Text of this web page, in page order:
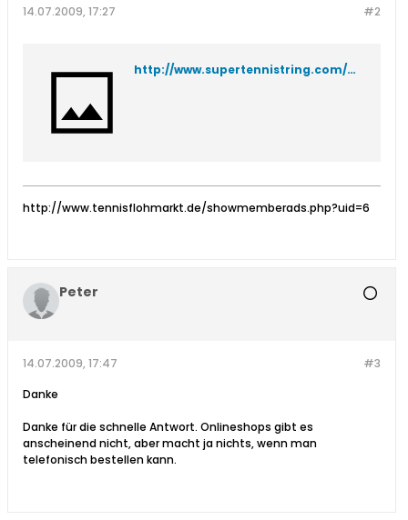
#2
14.07.2009, 17:27
http://www.supertennistring.com/cont/d_network.php
http://www.tennisflohmarkt.de/showmemberads.php?uid=6
Peter
#3
14.07.2009, 17:47
Danke
Danke für die schnelle Antwort. Onlineshops gibt es
anscheinend nicht, aber macht ja nichts, wenn man
telefonisch bestellen kann.